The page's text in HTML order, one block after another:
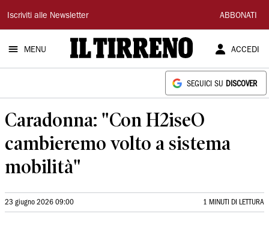
Il
Tirreno
Iscriviti alle Newsletter ABBONATI
MENU ACCEDI
SEGUICI SU DISCOVER
Caradonna: "Con H2iseO
cambieremo volto a sistema
mobilità"
23 giugno 2026 09:00 1 MINUTI DI LETTURA